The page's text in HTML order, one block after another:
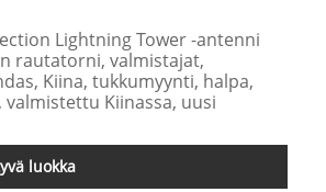
Lightning Tower -antenni
rautatorni, valmistajat,
Kiina, tukkumyynti, halpa,
valmistettu Kiinassa, uusi
luokka